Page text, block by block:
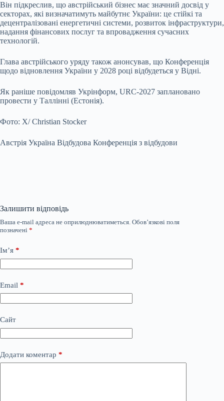
Він підкреслив, що австрійський бізнес має значний досвід у
секторах, які визначатимуть майбутнє України: це стійкі та
децентралізовані енергетичні системи, розвиток інфраструктури,
надання фінансових послуг та впровадження сучасних
технологій.
Глава австрійського уряду також анонсував, що Конференція
щодо відновлення України у 2028 році відбудеться у Відні.
Як раніше повідомляв Укрінформ, URC-2027 заплановано
провести у Таллінні (Естонія).
Фото: Х/ Christian Stocker
Австрія Україна Відбудова Конференція з відбудови
Залишити відповідь
Ваша e-mail адреса не оприлюднюватиметься. Обов’язкові поля
позначені *
Ім’я *
Email *
Сайт
Додати коментар *